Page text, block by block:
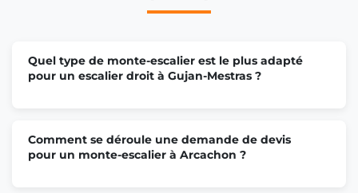
Quel type de monte-escalier est le plus adapté
pour un escalier droit à Gujan-Mestras ?
Comment se déroule une demande de devis
pour un monte-escalier à Arcachon ?